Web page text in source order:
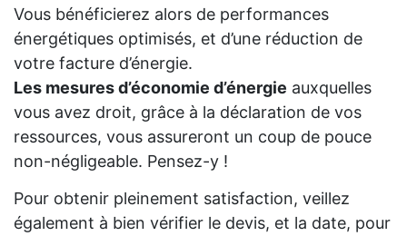
Vous bénéficierez alors de performances
énergétiques optimisés, et d’une réduction de
votre facture d’énergie.
Les mesures d’économie d’énergie auxquelles
vous avez droit, grâce à la déclaration de vos
ressources, vous assureront un coup de pouce
non-négligeable. Pensez-y !
Pour obtenir pleinement satisfaction, veillez
également à bien vérifier le devis, et la date, pour